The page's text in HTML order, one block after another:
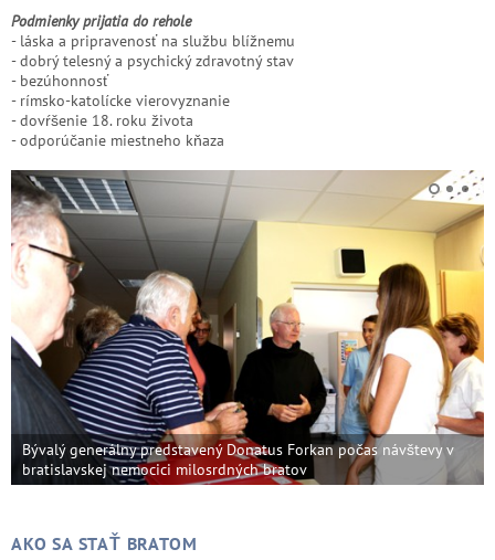
Podmienky prijatia do rehole
- láska a pripravenosť na službu blížnemu
- dobrý telesný a psychický zdravotný stav
- bezúhonnosť
- rímsko-katolícke vierovyznanie
- dovŕšenie 18. roku života
- odporúčanie miestneho kňaza
Bývalý generálny predstavený Donatus Forkan počas návštevy v
bratislavskej nemocici milosrdných bratov
AKO SA STAŤ BRATOM